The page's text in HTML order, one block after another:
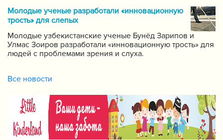
за качеством образования при Кабинете Министров
Республики Узбекистан.
Молодые ученые разработали «инновационную
трость» для слепых
Молодые узбекистанские ученые Бунёд Зарипов и
Улмас Зоиров разработали «инновационную трость» для
людей с проблемами зрения и слуха.
Все новости